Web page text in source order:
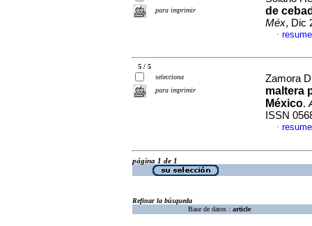
para imprimir
de
Méx, Dic
·
5 / 5
selecciona
para imprimir
Zamora
maltera
México.
ISSN
·
página 1 de 1
Refinar la búsqueda
Base de datos : article